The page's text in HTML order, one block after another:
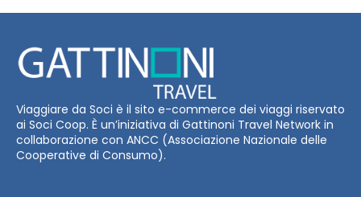
Viaggiare da Soci è il sito e-commerce dei viaggi riservato
ai Soci Coop. È un’iniziativa di Gattinoni Travel Network in
collaborazione con ANCC (Associazione Nazionale delle
Cooperative di Consumo).